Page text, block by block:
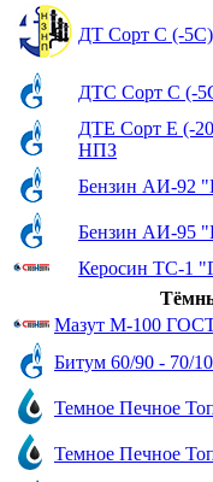
ДТ Сорт С (-
ДТС Сорт С (-
ДТЕ Сорт Е (-
НПЗ
Бензин АИ-92
Бензин АИ-95
Керосин ТС-1
Мазут М-100
Битум 60/90 - 70/
Темное Печное
Темное Печное